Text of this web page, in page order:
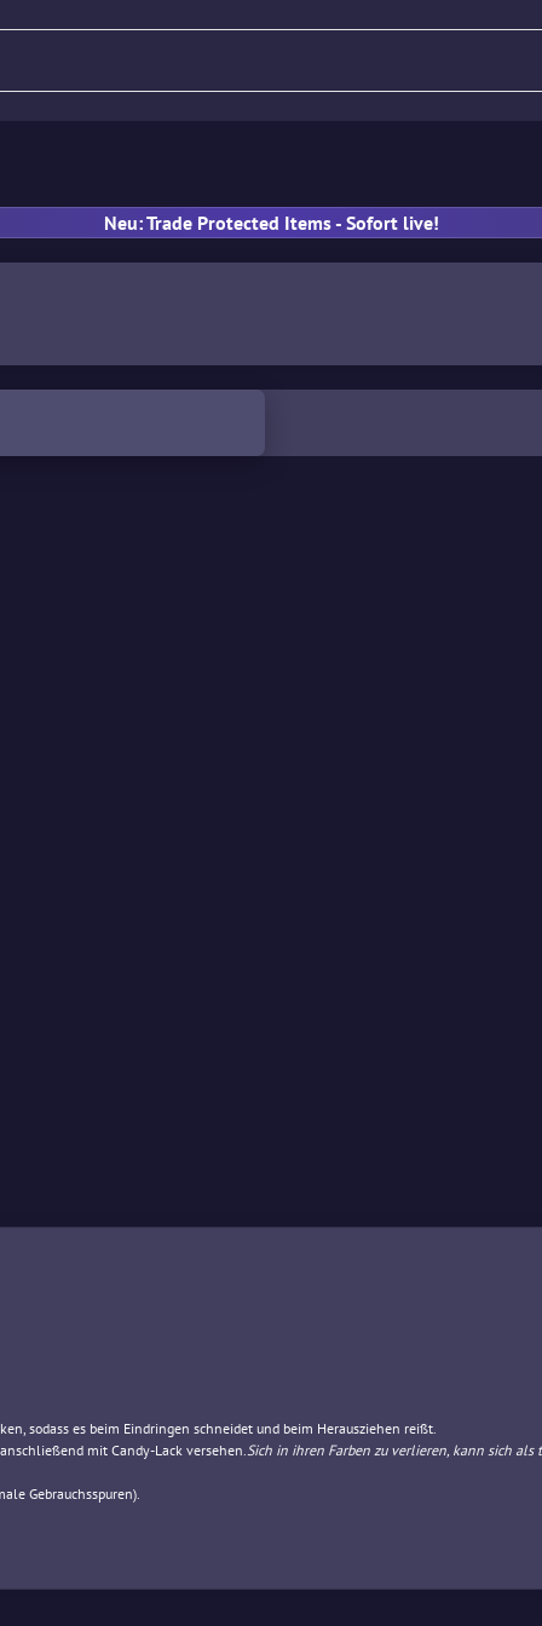
Neu: Trade Protected Items - Sofort live!
sodass es beim Eindringen schneidet und beim Herausziehen reißt.
mit Candy-Lack versehen.Sich in ihren Farben zu verlieren, kann sich als
Gebrauchsspuren).